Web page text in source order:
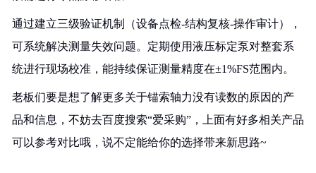
通过建立三级验证机制（设备点检-结构复核-操作审计），
可系统解决测量失效问题。定期使用液压标定泵对整套系
统进行现场校准，能持续保证测量精度在±1%FS范围内。
老板们要是想了解更多关于锚索轴力没有读数的原因的产
品和信息，不妨去百度搜索“爱采购”，上面有好多相关产品
可以参考对比哦，说不定能给你的选择带来新思路~